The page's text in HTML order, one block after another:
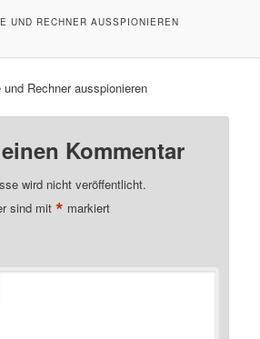
UND RECHNER AUSSPIONIEREN
und Rechner ausspionieren
Kommentar
wird nicht veröffentlicht.
sind mit* markiert